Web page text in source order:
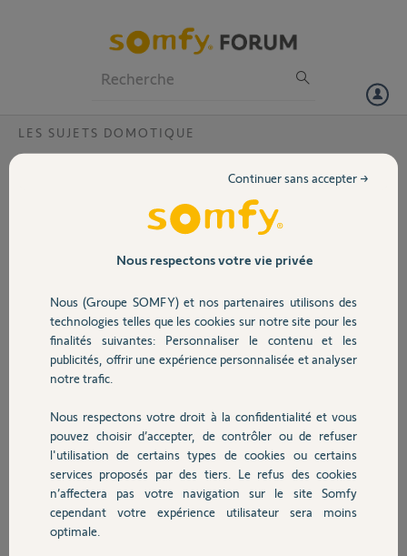
Volet
Sécurité
Domotique
Chauffage
Autres produits
LES SUJETS DOMOTIQUE
Micro-récepteur d'éclairage IZYMO dans
Je voudrais commander une prise electrique existante exterieur via
une telecommande IO control. Puis je installer le micro recepteur
IZYMO dans une prise electrique ou est ce uniquement possible pour
d'avance merci
Julien M.
il y a plus de 6 ans
Participer au fil de discussion
Réponses
Bonjour Julien M.
Prise de courant ou éclairage même combat; D'ailleurs à une époque on
Nous respectons votre vie privée
Nous (Groupe SOMFY) et nos partenaires utilisons des
technologies telles que les cookies sur notre site pour les
finalités suivantes: Personnaliser le contenu et les
publicités, offrir une expérience personnalisée et analyser
notre trafic.
Nous respectons votre droit à la confidentialité et vous
pouvez choisir d’accepter, de contrôler ou de refuser
l'utilisation de certains types de cookies ou certains
services proposés par des tiers. Le refus des cookies
n’affectera pas votre navigation sur le site Somfy
cependant votre expérience utilisateur sera moins
optimale.
Continuer sans accepter →